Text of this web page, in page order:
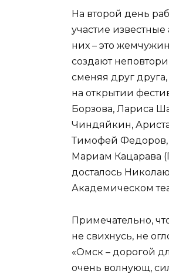
На второй день
участие
них – это
создают
сменяя друг
на открытии
Борзова, Лариса
Чиндяйкин,
Тимофей Федоров,
Мариам Кацарава
досталось
Академическом
Примечательно,
не свихнусь, не
«Омск – дорогой
очень волнующ,